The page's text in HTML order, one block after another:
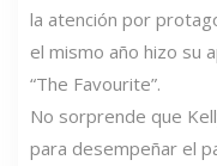
la atención por
el mismo año hizo su
“The Favourite”.
No sorprende que
para desempeñar el